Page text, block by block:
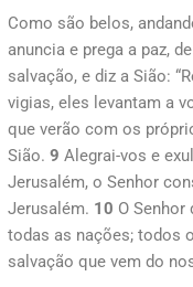
Como são belos,
anuncia e prega a paz,
salvação, e diz a Sião:
vigias, eles levantam a
que verão com os
Sião. 9 Alegrai-vos e
Jerusalém, o Senhor
Jerusalém. 10 O
todas as nações; todos
salvação que vem do